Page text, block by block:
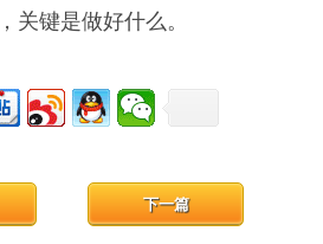
关键是做好什么。
下一篇